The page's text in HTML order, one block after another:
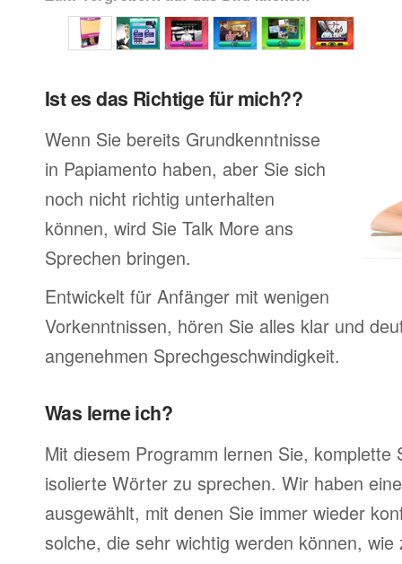
Ist es das Richtige für mich??
Wenn Sie bereits Grundkenntnisse
in Papiamento haben, aber Sie sich
noch nicht richtig unterhalten
können, wird Sie Talk More ans
Sprechen bringen.
Entwickelt für Anfänger mit wenigen
Vorkenntnissen, hören Sie alles klar und
angenehmen Sprechgeschwindigkeit.
Was lerne ich?
Mit diesem Programm lernen Sie, komplette
isolierte Wörter zu sprechen. Wir haben
ausgewählt, mit denen Sie immer wieder
solche, die sehr wichtig werden können, wie